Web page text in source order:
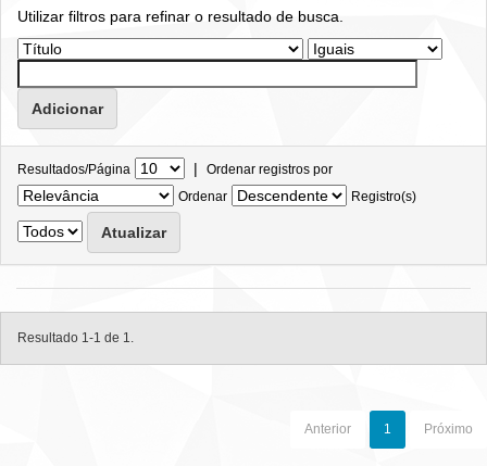
Utilizar filtros para refinar o resultado de busca.
Resultados/Página | Ordenar registros por
Ordenar
Registro(s)
Resultado 1-1 de 1.
Anterior 1 Próximo